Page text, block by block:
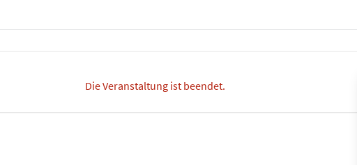
Die Veranstaltung ist beendet.